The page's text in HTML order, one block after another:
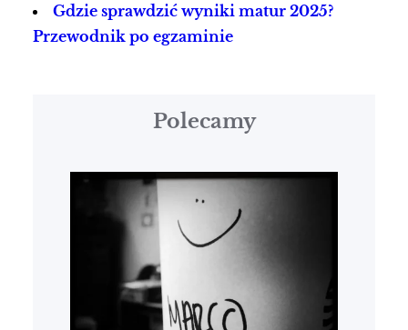
Gdzie sprawdzić wyniki matur 2025?
Przewodnik po egzaminie
Polecamy